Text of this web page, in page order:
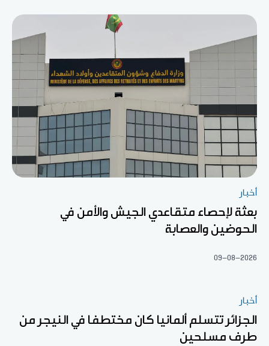
أخبار
بعثة لإحصاء متقاعدي الجيش والأمن في
الحوضين والعصابة
09-08-2026
أخبار
الجزائر تتسلم ألمانيا كان مختطفا في النيجر من
طرف مسلحين